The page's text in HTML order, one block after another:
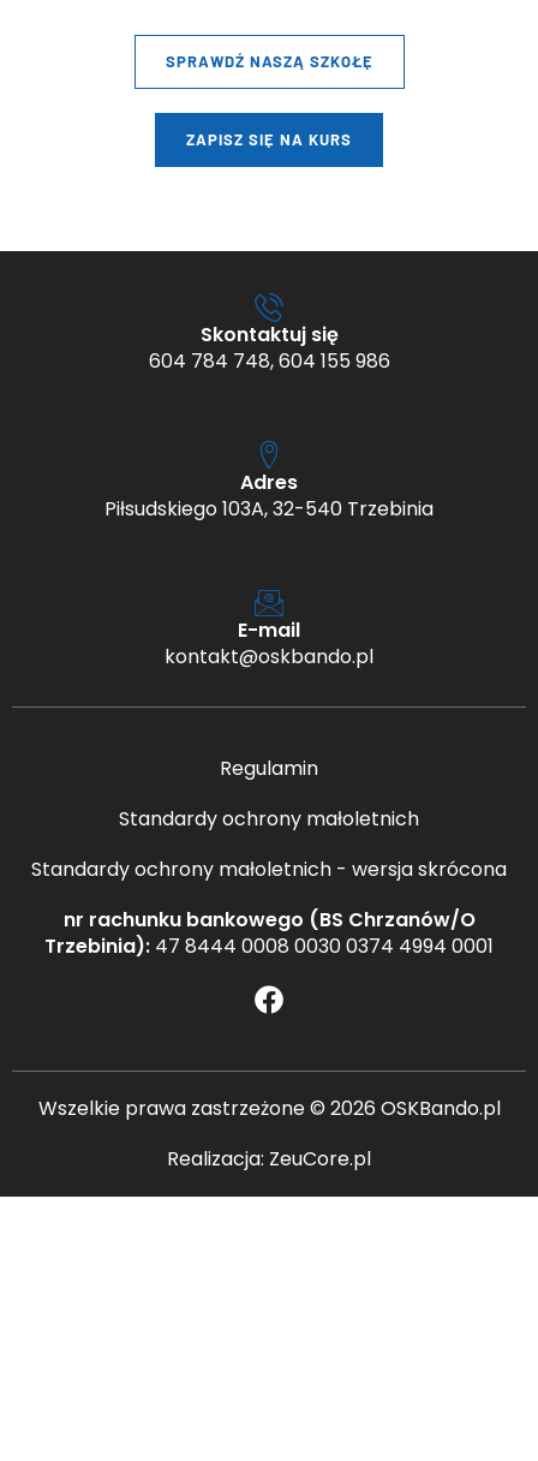
SPRAWDŹ NASZĄ SZKOŁĘ
ZAPISZ SIĘ NA KURS
Skontaktuj się
604 784 748, 604 155 986
Adres
Piłsudskiego 103A, 32-540 Trzebinia
E-mail
kontakt@oskbando.pl
Regulamin
Standardy ochrony małoletnich
Standardy ochrony małoletnich - wersja skrócona
nr rachunku bankowego (BS Chrzanów/O
Trzebinia): 47 8444 0008 0030 0374 4994 0001
Wszelkie prawa zastrzeżone © 2026 OSKBando.pl
Realizacja: ZeuCore.pl